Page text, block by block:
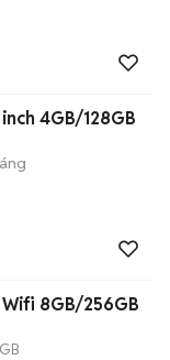
4GB/128GB
Wifi 8GB/256GB